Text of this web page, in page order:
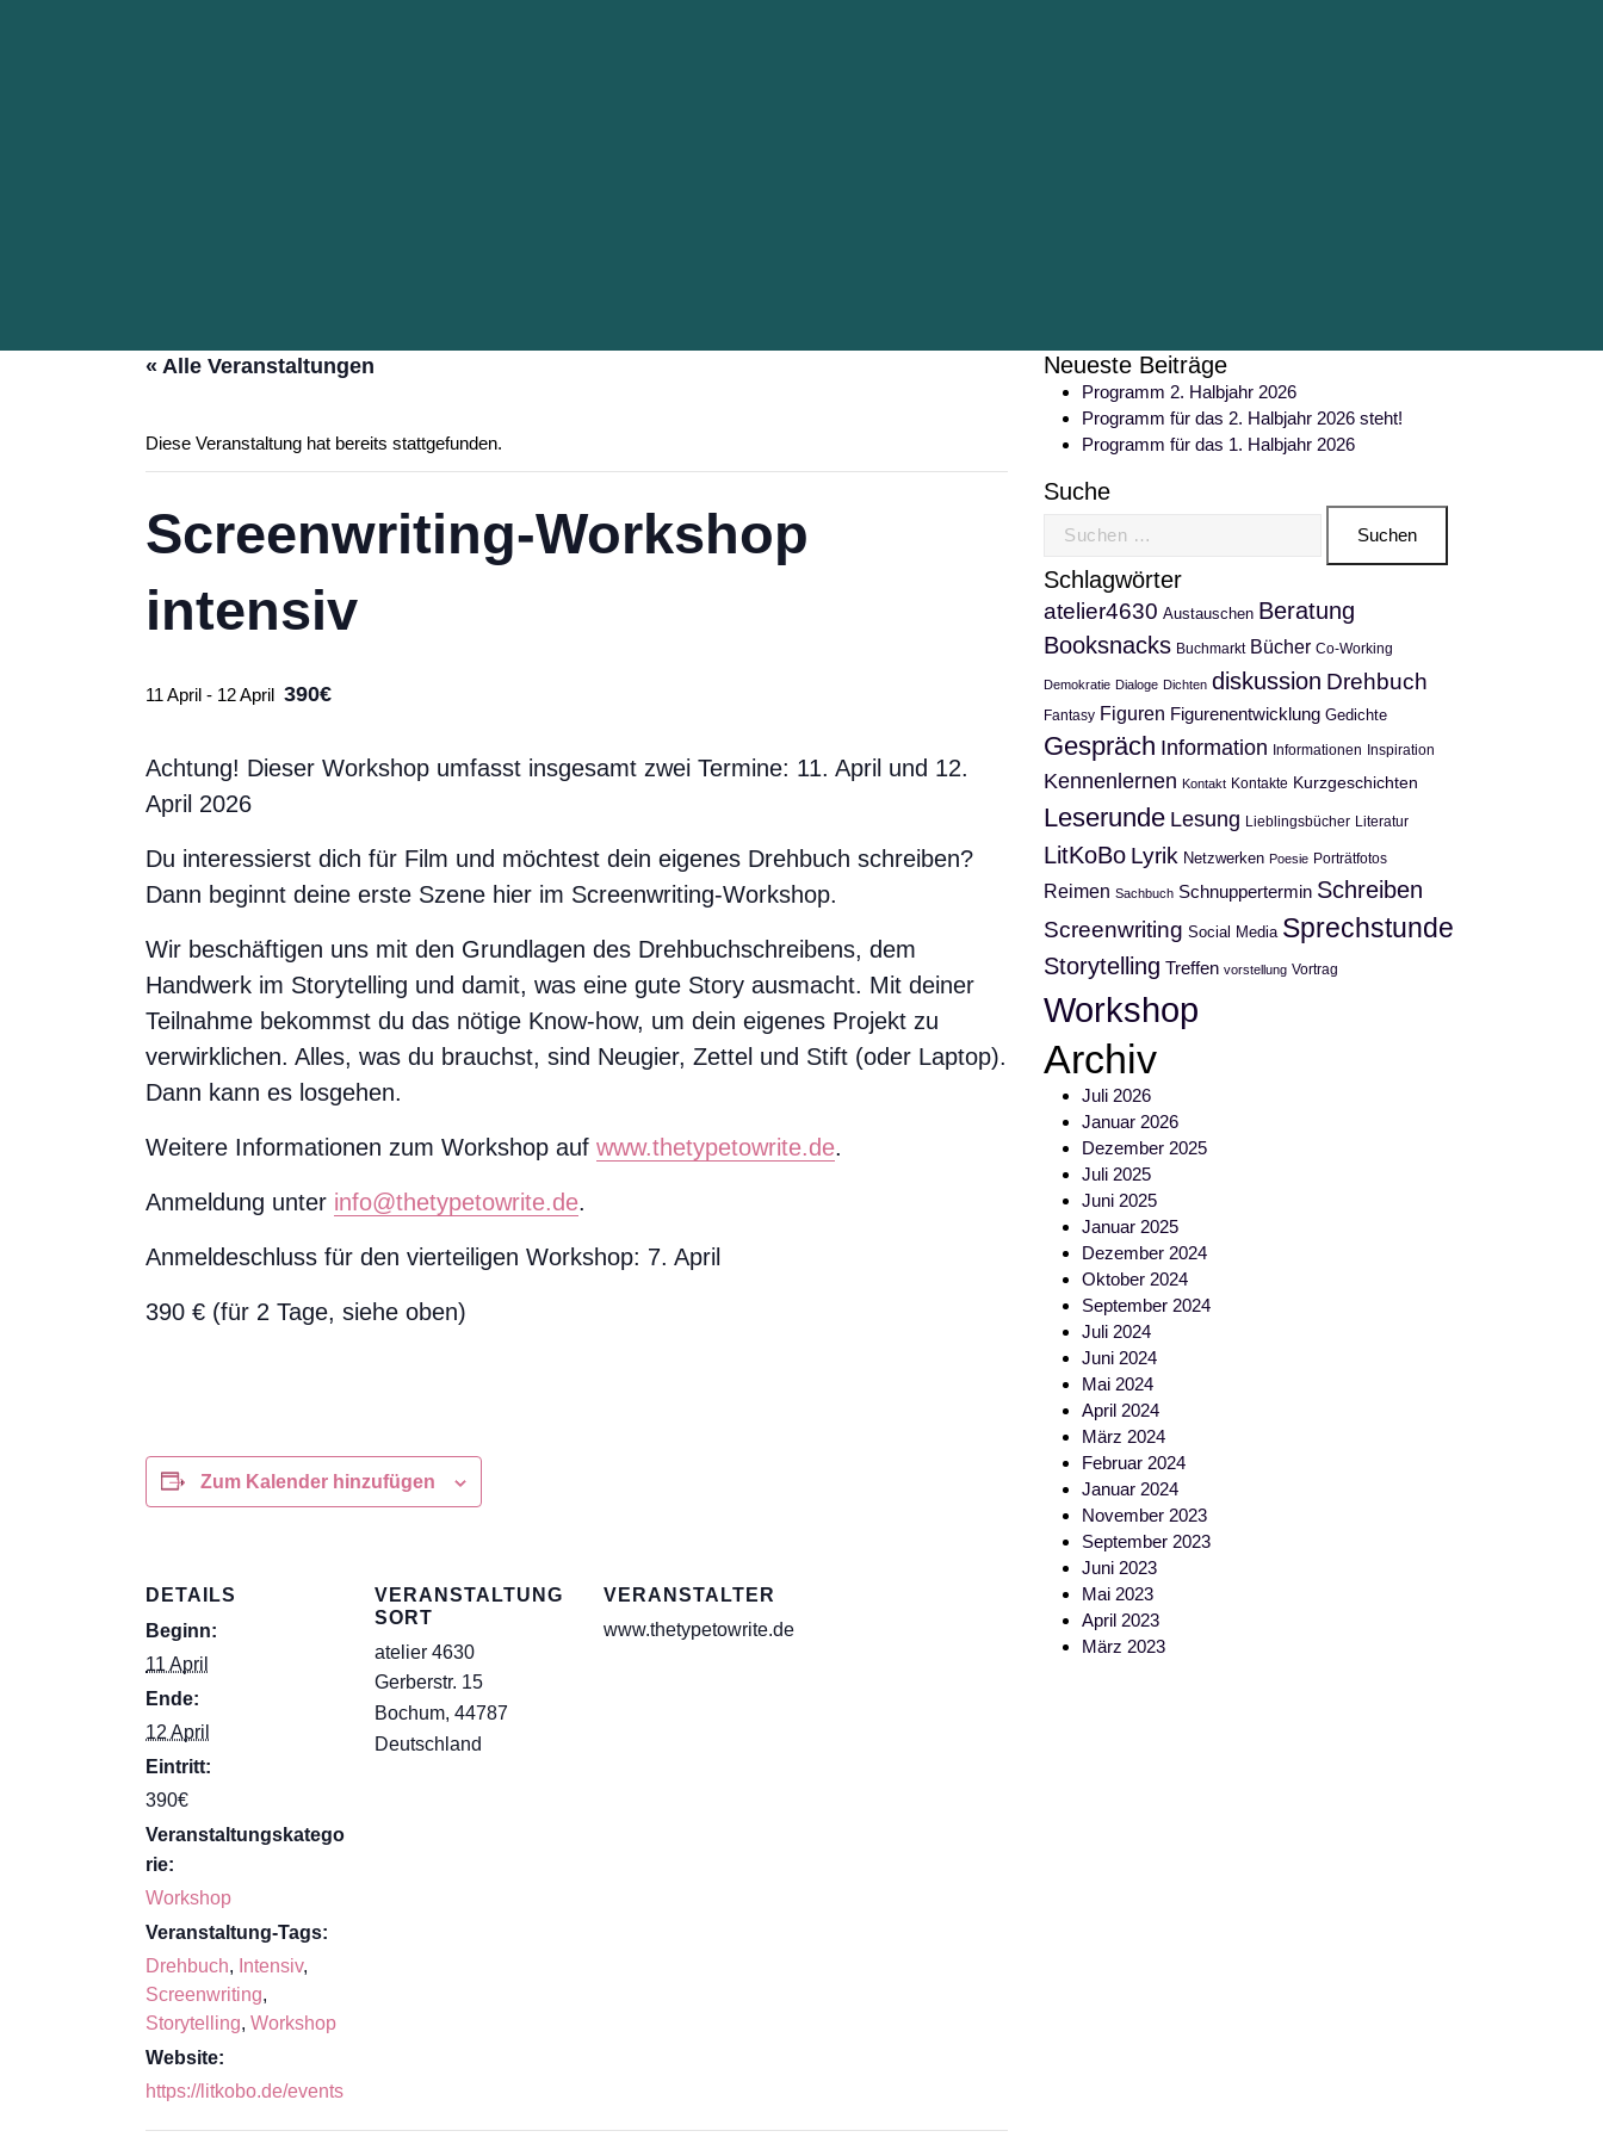
« Alle Veranstaltungen
Diese Veranstaltung hat bereits stattgefunden.
Screenwriting-Workshop
intensiv
11 April - 12 April 390€
Achtung! Dieser Workshop umfasst insgesamt zwei Termine: 11. April und 12.
April 2026
Du interessierst dich für Film und möchtest dein eigenes Drehbuch schreiben?
Dann beginnt deine erste Szene hier im Screenwriting-Workshop.
Wir beschäftigen uns mit den Grundlagen des Drehbuchschreibens, dem
Handwerk im Storytelling und damit, was eine gute Story ausmacht. Mit deiner
Teilnahme bekommst du das nötige Know-how, um dein eigenes Projekt zu
verwirklichen. Alles, was du brauchst, sind Neugier, Zettel und Stift (oder Laptop).
Dann kann es losgehen.
Weitere Informationen zum Workshop auf www.thetypetowrite.de.
Anmeldung unter info@thetypetowrite.de.
Anmeldeschluss für den vierteiligen Workshop: 7. April
390 € (für 2 Tage, siehe oben)
Zum Kalender hinzufügen
DETAILS
Beginn:
11 April
Ende:
12 April
Eintritt:
390€
Veranstaltungskatego
rie:
Workshop
Veranstaltung-Tags:
Drehbuch, Intensiv,
Screenwriting,
Storytelling, Workshop
Website:
https://litkobo.de/events
VERANSTALTUNG
SORT
atelier 4630
Gerberstr. 15
Bochum, 44787
Deutschland
VERANSTALTER
www.thetypetowrite.de
Neueste Beiträge
Programm 2. Halbjahr 2026
Programm für das 2. Halbjahr 2026 steht!
Programm für das 1. Halbjahr 2026
Suche
Suchen
Schlagwörter
atelier4630 Austauschen Beratung
Booksnacks Buchmarkt Bücher Co-Working
Demokratie Dialoge Dichten diskussion Drehbuch
Fantasy Figuren Figurenentwicklung Gedichte
Gespräch Information Informationen Inspiration
Kennenlernen Kontakt Kontakte Kurzgeschichten
Leserunde Lesung Lieblingsbücher Literatur
LitKoBo Lyrik Netzwerken Poesie Porträtfotos
Reimen Sachbuch Schnuppertermin Schreiben
Screenwriting Social Media Sprechstunde
Storytelling Treffen vorstellung Vortrag
Workshop
Archiv
Juli 2026
Januar 2026
Dezember 2025
Juli 2025
Juni 2025
Januar 2025
Dezember 2024
Oktober 2024
September 2024
Juli 2024
Juni 2024
Mai 2024
April 2024
März 2024
Februar 2024
Januar 2024
November 2023
September 2023
Juni 2023
Mai 2023
April 2023
März 2023